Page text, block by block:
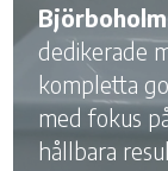
dedikerade
kompletta
med fokus
hållbara